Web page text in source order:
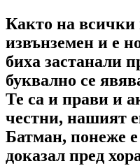
Както на всички
извънземен и е
биха застанали
буквално се
Те са и прави и
честни, нашият
Батман, понеже е
доказал пред